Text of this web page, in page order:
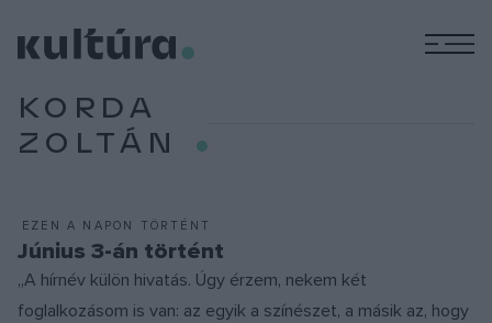
KORDA
ZOLTÁN
EZEN A NAPON TÖRTÉNT
Június 3-án történt
„A hírnév külön hivatás. Úgy érzem, nekem két
foglalkozásom is van: az egyik a színészet, a másik az, hogy